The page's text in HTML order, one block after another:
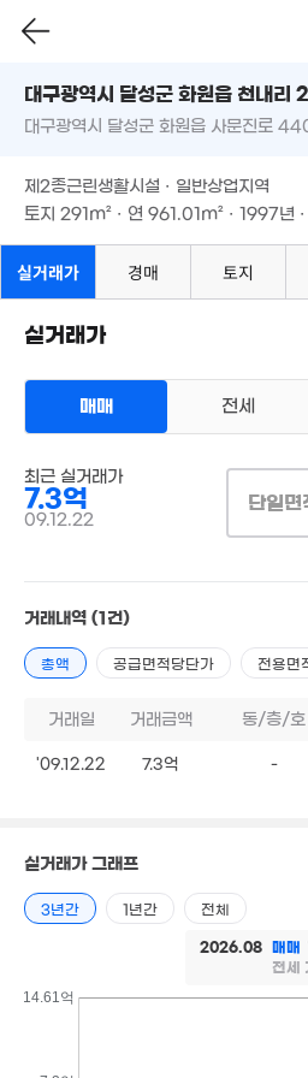
대구광역시 달성군 화원읍 천내리
대구광역시 달성군 화원읍 사문진로
제2종근린생활시설 · 일반상업지역
토지 291m² · 연 961.01m² · 1997년
실거래가 경매 토지
실거래가
매매 전세
최근 실거래가
7.3억
09.12.22
단일면
거래내역 (1건)
총액 공급면적당단가 전용면
거래일 거래금액 동/층/호
'09.12.22 7.3억 -
실거래가 그래프
3년간 1년간 전체
2026.08 매매
전세
14.61억